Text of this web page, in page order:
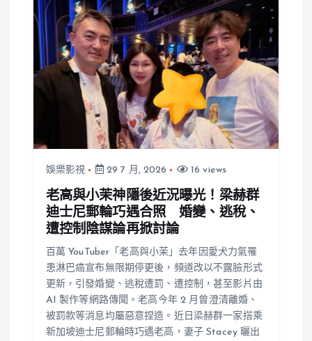
娛樂影視 29 7 月, 2026 16 views
老高與小茉神隱後近況曝光！梁赫群
迪士尼郵輪巧遇合照 婚變、逃稅、
遭控制陰謀論再掀討論
百萬 YouTuber「老高與小茉」去年因愛犬力氣罹
患淋巴癌宣布無限期停更後，頻道改以不露臉形式
更新，引發婚變、逃稅遭罰、遭控制，甚至影片由
AI 製作等網路傳聞。老高今年 2 月曾澄清離婚、
被罰款等消息均屬惡意捏造。近日梁赫群一家搭乘
新加坡迪士尼郵輪時巧遇老高，妻子 Stacey 曬出